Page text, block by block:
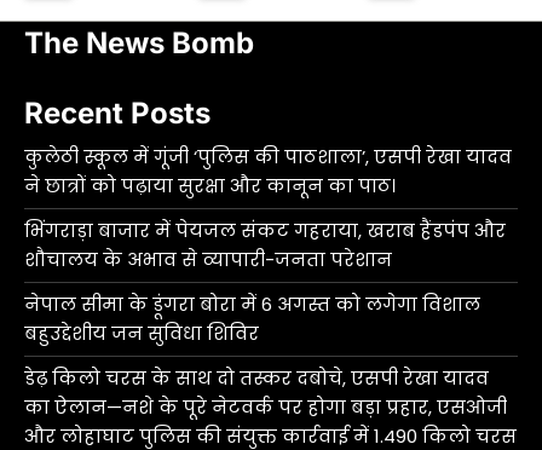
The News Bomb
Recent Posts
कुलेठी स्कूल में गूंजी ‘पुलिस की पाठशाला’, एसपी रेखा यादव
ने छात्रों को पढ़ाया सुरक्षा और कानून का पाठ।
भिंगराड़ा बाजार में पेयजल संकट गहराया, खराब हैंडपंप और
शौचालय के अभाव से व्यापारी-जनता परेशान
नेपाल सीमा के डूंगरा बोरा में 6 अगस्त को लगेगा विशाल
बहुउद्देशीय जन सुविधा शिविर
डेढ़ किलो चरस के साथ दो तस्कर दबोचे, एसपी रेखा यादव
का ऐलान—नशे के पूरे नेटवर्क पर होगा बड़ा प्रहार, एसओजी
और लोहाघाट पुलिस की संयुक्त कार्रवाई में 1.490 किलो चरस